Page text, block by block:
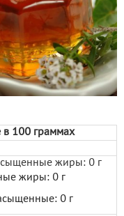
в 100 граммах
жиры: 0 г
жиры: 0 г
0 г